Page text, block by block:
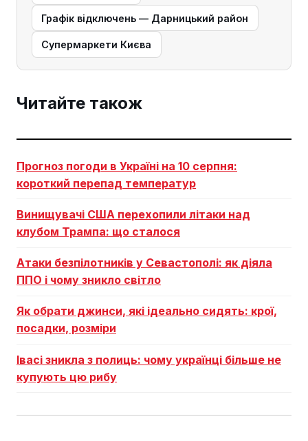
Графік відключень — Дарницький район
Супермаркети Києва
Читайте також
Прогноз погоди в Україні на 10 серпня:
короткий перепад температур
Винищувачі США перехопили літаки над
клубом Трампа: що сталося
Атаки безпілотників у Севастополі: як діяла
ППО і чому зникло світло
Як обрати джинси, які ідеально сидять: крої,
посадки, розміри
Івасі зникла з полиць: чому українці більше не
купують цю рибу